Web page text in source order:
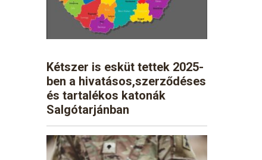
Kétszer is esküt tettek 2025-
ben a hivatásos,szerződéses
és tartalékos katonák
Salgótarjánban